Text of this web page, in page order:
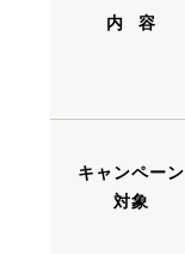
内 容
キャンペーン
対象